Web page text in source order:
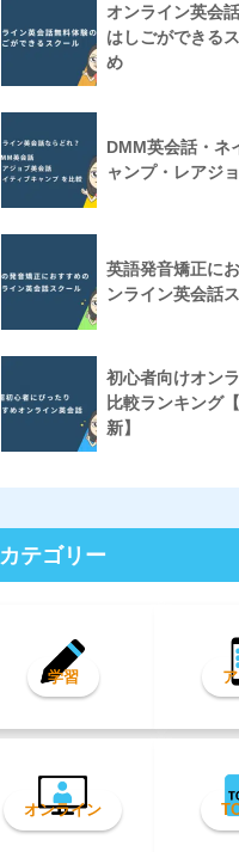
オンライン英会
はしごができる
め
DMM英会話・ネ
ャンプ・レアジ
英語発音矯正に
ンライン英会話
初心者向けオン
比較ランキング
新】
カテゴリー
学習
オンライン